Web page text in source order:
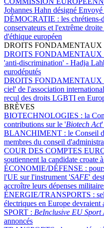
Johannes Hahn désigné
DÉMOCRATIE : les chrétiens-
conservateurs et l'extrême
d'éthique européen
DROITS FONDAMENTAUX
DROITS FONDAMENTAUX
'anti-discrimination' - Hadja
eurodéputés
DROITS FONDAMENTAUX
ciel' de l'association
recul des droits LGBTI en
BRÈVES
BIOTECHNOLOGIES : la
contributions sur le 'Biotech Act'
BLANCHIMENT : le Conseil
membres du conseil
COUR DES COMPTES
soutiennent la candidate croate
ÉCONOMIE/DÉFENSE :
l'UE sur l'instrument 'SAFE'
accroître leurs dépenses
ÉNERGIE/TRANSPORTS :
électriques en Europe
SPORT : BeInclusive EU Sport
annoncés